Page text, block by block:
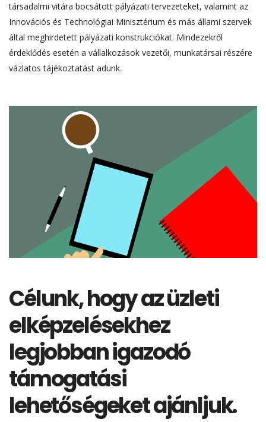
társadalmi vitára bocsátott pályázati tervezeteket, valamint az
Innovációs és Technológiai Minisztérium és más állami szervek
által meghirdetett pályázati konstrukciókat. Mindezekről
érdeklődés esetén a vállalkozások vezetői, munkatársai részére
vázlatos tájékoztatást adunk.
Célunk, hogy az üzleti
elképzelésekhez
legjobban igazodó
támogatási
lehetőségeket ajánljuk.